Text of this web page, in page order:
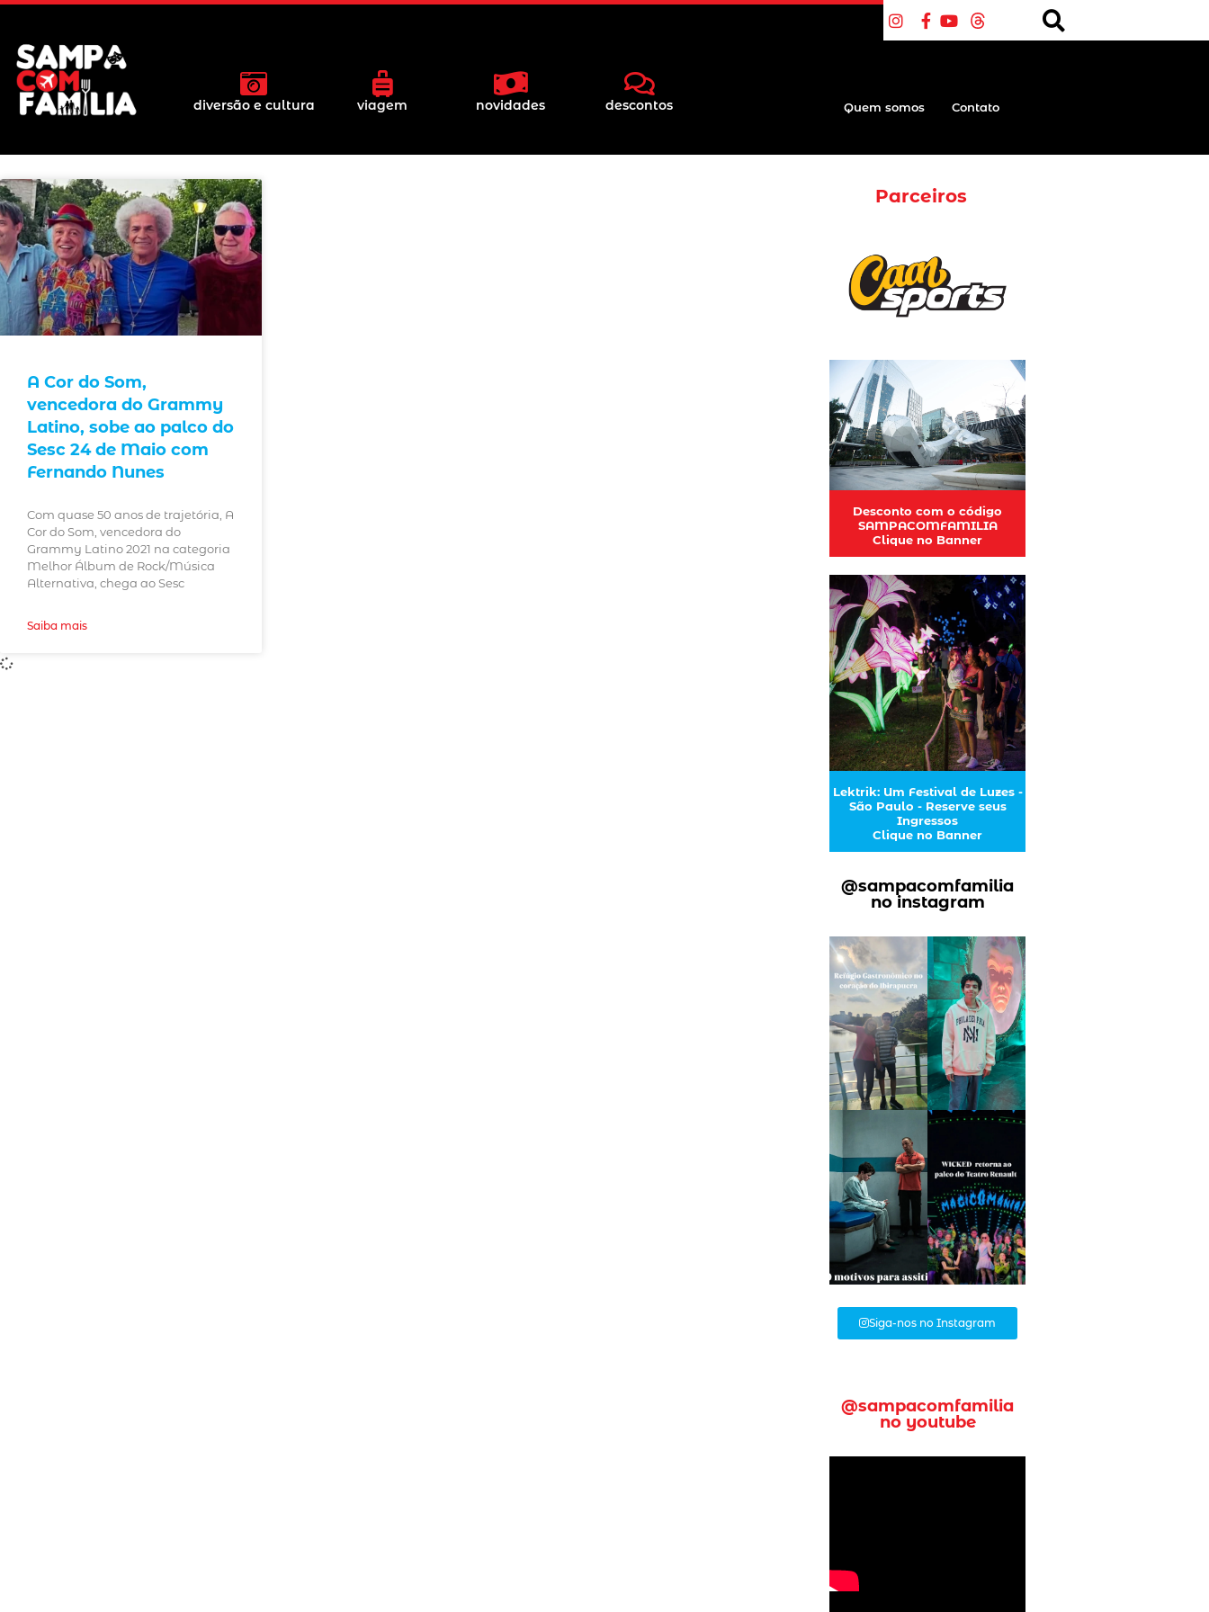
diversão e cultura viagem novidades descontos Quem somos Contato
A Cor do Som,
vencedora do Grammy
Latino, sobe ao palco do
Sesc 24 de Maio com
Fernando Nunes
Com quase 50 anos de trajetória, A
Cor do Som, vencedora do
Grammy Latino 2021 na categoria
Melhor Álbum de Rock/Música
Alternativa, chega ao Sesc
Saiba mais
Parceiros
Desconto com o código
SAMPACOMFAMILIA
Clique no Banner
Lektrik: Um Festival de Luzes -
São Paulo - Reserve seus
Ingressos
Clique no Banner
@sampacomfamilia
no instagram
Siga-nos no Instagram
@sampacomfamilia
no youtube